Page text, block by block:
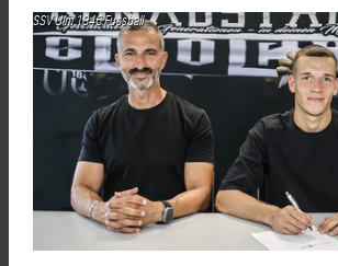
SSV Ulm 1846 Fussball